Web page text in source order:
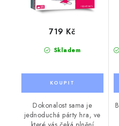
Skladem
719 Kč
Dokonalost sama je
jednoduchá párty hra, ve